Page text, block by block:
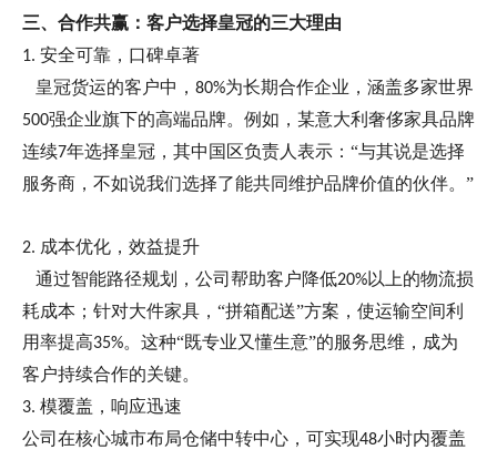
三、合作共赢：客户选择皇冠的三大理由
1. 安全可靠，口碑卓著
皇冠货运的客户中， 80%为长期合作企业，涵盖多家世界
500强企业旗下的高端品牌。例如，某意大利奢侈家具品牌
连续7年选择皇冠，其中国区负责人表示：“与其说是选择
服务商，不如说我们选择了能共同维护品牌价值的伙伴。”
2. 成本优化，效益提升
通过智能路径规划，公司帮助客户降低20%以上的物流损
耗成本；针对大件家具，“拼箱配送”方案，使运输空间利
用率提高35%。这种“既专业又懂生意”的服务思维，成为
客户持续合作的关键。
3. 模覆盖，响应迅速
公司在核心城市布局仓储中转中心，可实现48小时内覆盖